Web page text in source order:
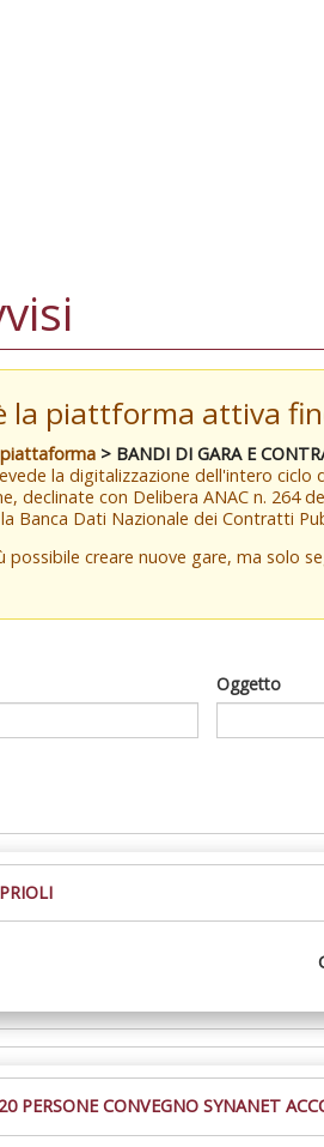
la piattforma attiva
> BANDI DI GARA E
la digitalizzazione dell'intero
declinate con Delibera ANAC n. 264
Banca Dati Nazionale dei Contratti
creare nuove gare, ma solo
Oggetto
PERSONE CONVEGNO SYNANET